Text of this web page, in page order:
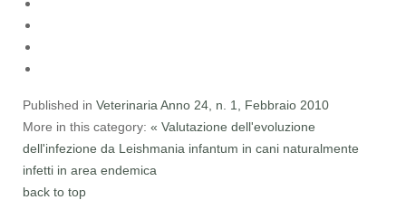
Published in Veterinaria Anno 24, n. 1, Febbraio 2010
More in this category: « Valutazione dell'evoluzione
dell'infezione da Leishmania infantum in cani naturalmente
infetti in area endemica
back to top